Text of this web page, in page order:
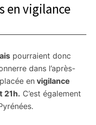
en vigilance
pourraient donc
dans l’après-
en vigilance
21h. C’est également